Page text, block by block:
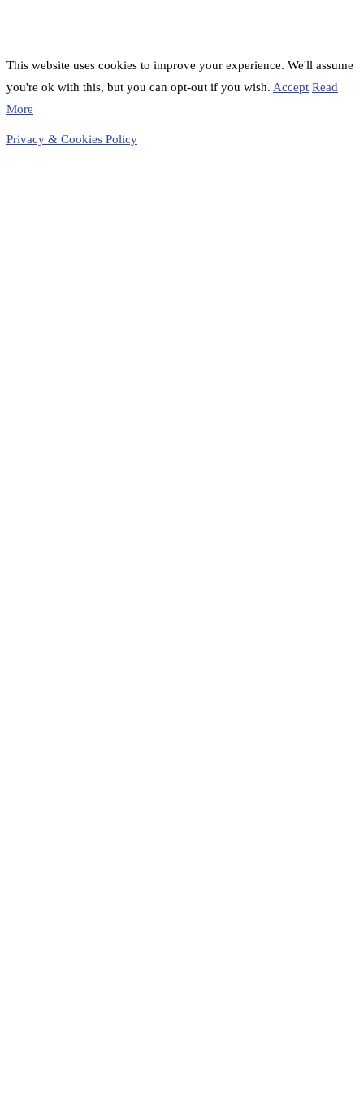
This website uses cookies to improve your experience. We'll assume
you're ok with this, but you can opt-out if you wish. Accept Read
More
Privacy & Cookies Policy